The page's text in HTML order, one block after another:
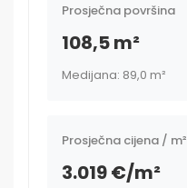
Prosječna površina
108,5 m²
Medijana: 89,0 m²
Prosječna cijena / m²
3.019 €/m²